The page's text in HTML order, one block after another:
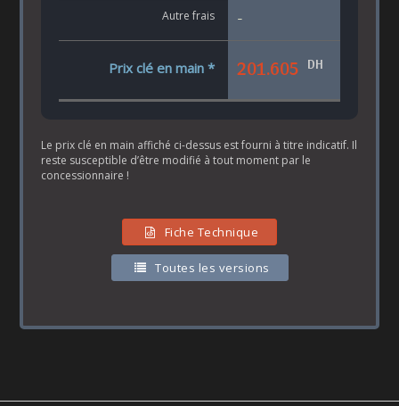
Autre frais -
Prix clé en main * 201.605 DH
Le prix clé en main affiché ci-dessus est fourni à titre indicatif. Il
reste susceptible d’être modifié à tout moment par le
concessionnaire !
Fiche Technique
Toutes les versions